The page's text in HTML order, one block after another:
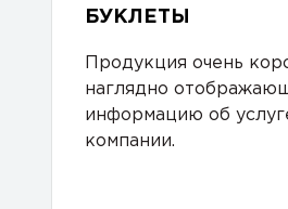
БУКЛЕТЫ
Продукция очень
наглядно
информацию об
компании.